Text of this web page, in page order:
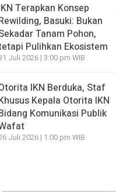
Terapkan Konsep
Basuki: Bukan
Tanam Pohon,
Pulihkan Ekosistem
Juli 2026 | 3:00 pm WIB
IKN Berduka, Staf
Kepala Otorita IKN
Komunikasi Publik
Juli 2026 | 1:00 pm WIB